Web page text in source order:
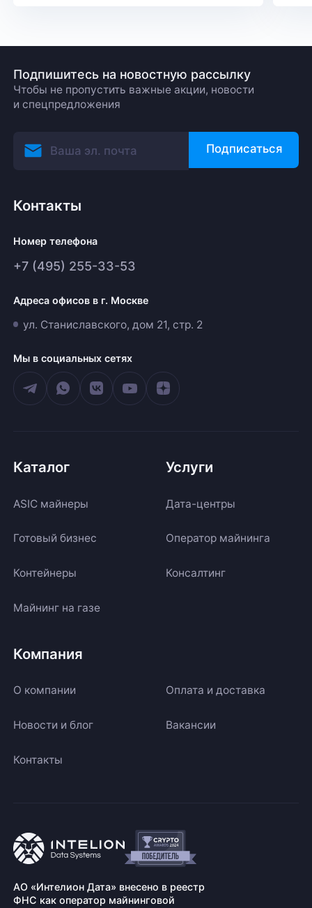
Подпишитесь на новостную рассылку
Чтобы не пропустить важные акции, новости
и спецпредложения
Подписаться
Контакты
Номер телефона
+7 (495) 255-33-53
Адреса офисов в г. Москве
ул. Станиславского, дом 21, стр. 2
Мы в социальных сетях
Каталог
ASIC майнеры
Готовый бизнес
Контейнеры
Майнинг на газе
Услуги
Дата-центры
Оператор майнинга
Консалтинг
Компания
О компании Оплата и доставка
Новости и блог Вакансии
Контакты
АО «Интелион Дата» внесено в реестр
ФНС как оператор майнинговой